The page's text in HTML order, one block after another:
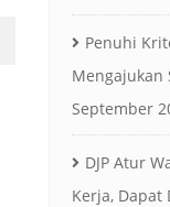
Penuhi
Mengajukan
September
DJP Atur
Kerja,